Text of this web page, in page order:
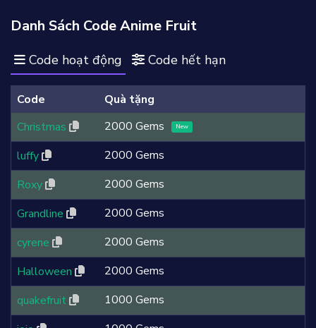
Danh Sách Code Anime Fruit
Code hoạt động Code hết hạn
Code
Quà tặng
Christmas
2000 Gems New
luffy
2000 Gems
Roxy
2000 Gems
Grandline
2000 Gems
cyrene
2000 Gems
Halloween
2000 Gems
quakefruit
1000 Gems